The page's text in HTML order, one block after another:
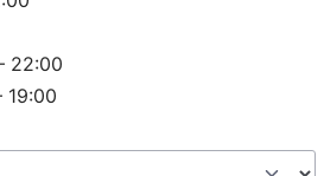
22:00
19:00